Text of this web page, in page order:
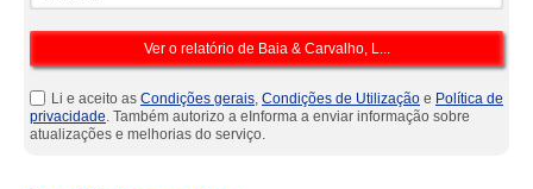
Li e aceito as Condições gerais, Condições de Utilização e Política de
privacidade. Também autorizo a eInforma a enviar informação sobre
atualizações e melhorias do serviço.